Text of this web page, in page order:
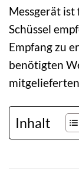
Messgerät
Schüssel
Empfang zu
benötigten
Inhalt